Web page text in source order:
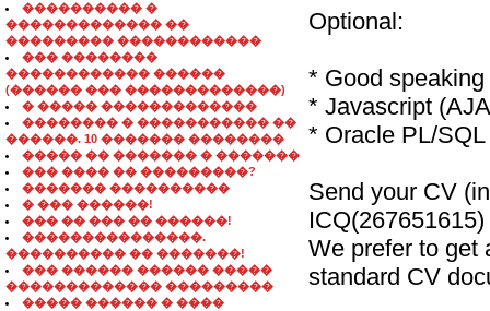
���������� �
������������� ��
��������� ������������
��� ��������
������������ ������
(������ ��� �������������)
� ����� �������������
�������� � ����������� ��
������. 10 ������� ��������
����� �� ������� � �������
��� ���� �� ���������?
������� ����������
� ��� ������!
��� �� ��� �� ������!
���������������.
���������� �� �������!
��� ������ ������ �����
������������� ���������
����� ������ � ����
Optional:
* Good
* Javascript
* Oracle PL/SQL
Send your CV
ICQ(267651615)
We prefer to get
standard CV